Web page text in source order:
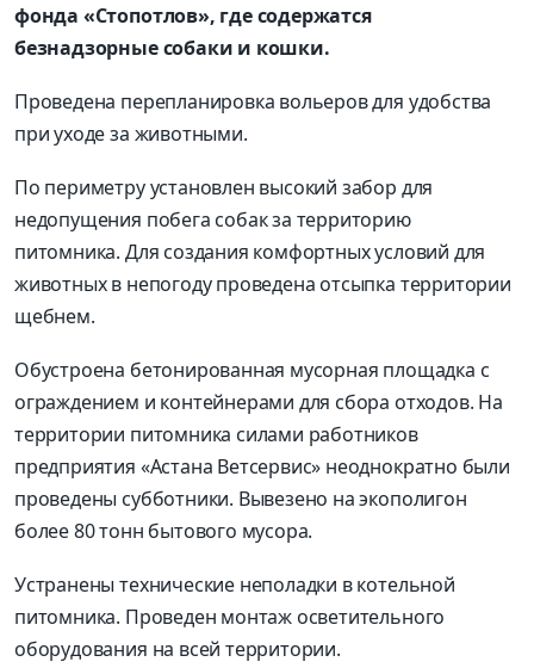
фонда «Стопотлов», где содержатся
безнадзорные собаки и кошки.
Проведена перепланировка вольеров для удобства
при уходе за животными.
По периметру установлен высокий забор для
недопущения побега собак за территорию
питомника. Для создания комфортных условий для
животных в непогоду проведена отсыпка территории
щебнем.
Обустроена бетонированная мусорная площадка с
ограждением и контейнерами для сбора отходов. На
территории питомника силами работников
предприятия «Астана Ветсервис» неоднократно были
проведены субботники. Вывезено на экополигон
более 80 тонн бытового мусора.
Устранены технические неполадки в котельной
питомника. Проведен монтаж осветительного
оборудования на всей территории.